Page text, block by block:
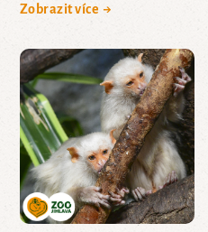
Zobrazit více →